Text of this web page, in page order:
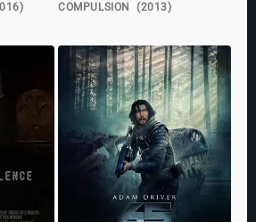
COMPULSION (2013)